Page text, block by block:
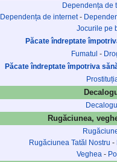
Dependența de
Dependența de internet-
Jocurile pe
Păcate îndreptate
Fumatul -
Păcate îndreptate împotriva
Rugăciunea,
Rugăciunea Tatăl Nostru -
Veghea -